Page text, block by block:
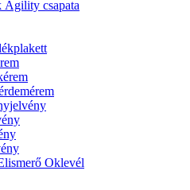
Agility csapata
Oklevél